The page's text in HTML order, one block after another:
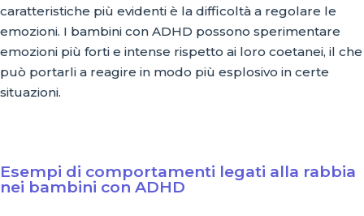
caratteristiche più evidenti è la difficoltà a regolare le
emozioni. I bambini con ADHD possono sperimentare
emozioni più forti e intense rispetto ai loro coetanei, il che
può portarli a reagire in modo più esplosivo in certe
situazioni.
Esempi di comportamenti legati alla rabbia
nei bambini con ADHD